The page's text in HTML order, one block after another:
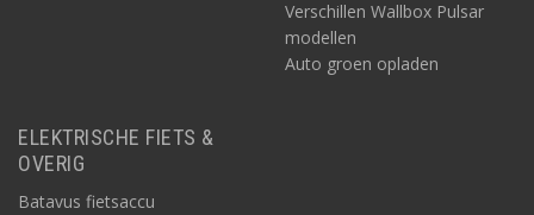
Verschillen Wallbox Pulsar
modellen
Auto groen opladen
ELEKTRISCHE FIETS &
OVERIG
Batavus fietsaccu